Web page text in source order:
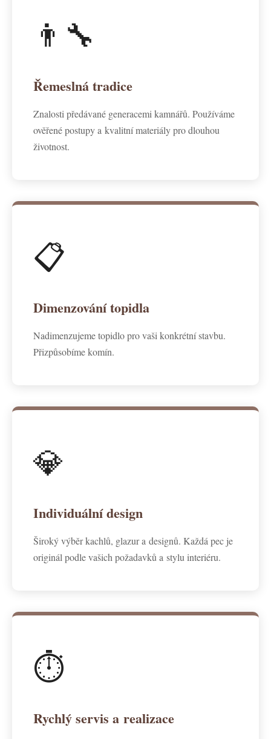
👨‍🔧
Řemeslná tradice
Znalosti předávané generacemi kamnářů. Používáme
ověřené postupy a kvalitní materiály pro dlouhou
životnost.
📋
Dimenzování topidla
Nadimenzujeme topidlo pro vaši konkrétní stavbu.
Přizpůsobíme komín.
💎
Individuální design
Široký výběr kachlů, glazur a designů. Každá pec je
originál podle vašich požadavků a stylu interiéru.
⏱️
Rychlý servis a realizace